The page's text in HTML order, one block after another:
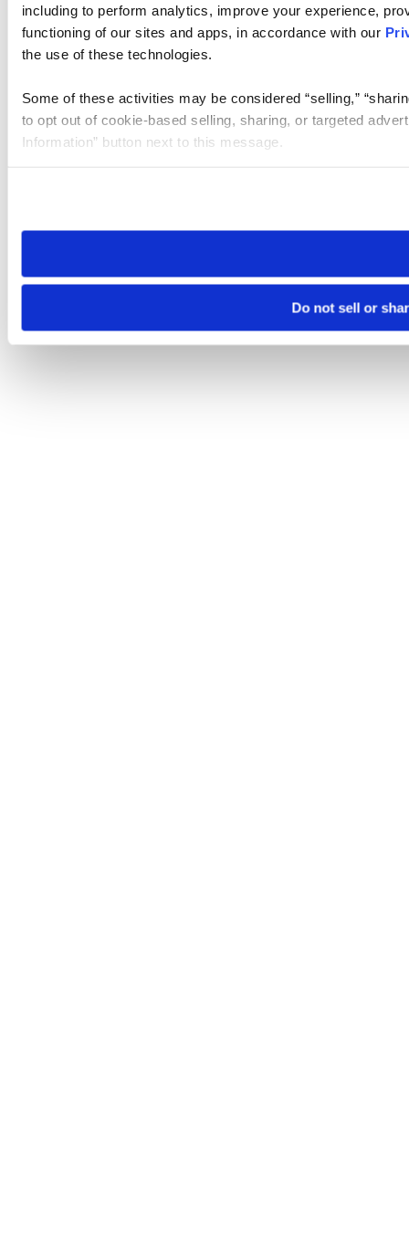
including to perform analytics, improve your experience,
functioning of our sites and apps, in accordance with our
the use of these technologies.
Some of these activities may be considered “selling,”
to opt out of cookie-based selling, sharing, or targeted
Information” button next to this message.
need to be set again.
Do not sell or